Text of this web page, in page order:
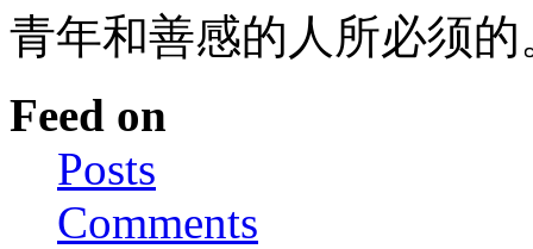
青年和善感的人所必须
Feed on
Posts
Comments